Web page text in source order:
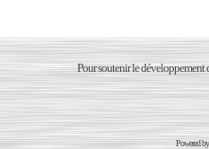
Pour soutenir le développement
Powered